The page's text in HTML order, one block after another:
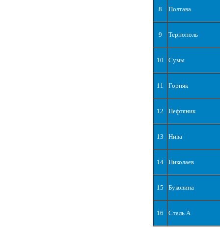
8 Полтава
9 Тернополь
10 Сумы
11 Горняк
12 Нефтяник
13 Нива
14 Николаев
15 Буковина
16 Сталь А